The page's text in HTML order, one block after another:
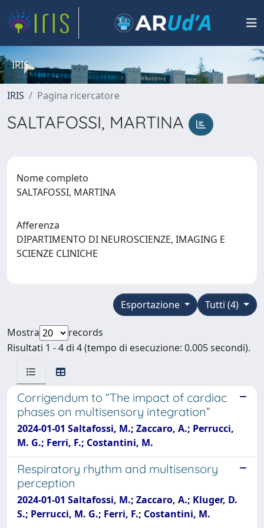
IRIS
IRIS Pagina ricercatore
SALTAFOSSI, MARTINA
Nome completo
SALTAFOSSI, MARTINA
Afferenza
DIPARTIMENTO DI NEUROSCIENZE, IMAGING E
SCIENZE CLINICHE
Tutti (4)
Esportazione
Mostra
records
Risultati 1 - 4 di 4 (tempo di esecuzione: 0.005 secondi).
Corrigendum to “The impact of cardiac
phases on multisensory integration”
2024-01-01 Saltafossi, M.; Zaccaro, A.; Perrucci,
M. G.; Ferri, F.; Costantini, M.
Respiratory rhythm and multisensory
perception
2024-01-01 Saltafossi, M.; Zaccaro, A.; Kluger, D.
S.; Perrucci, M. G.; Ferri, F.; Costantini, M.